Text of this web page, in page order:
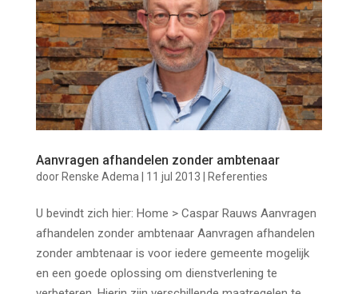
Aanvragen afhandelen zonder ambtenaar
door Renske Adema 11 jul 2013 Referenties
U bevindt zich hier: Home > Caspar Rauws Aanvragen
afhandelen zonder ambtenaar Aanvragen afhandelen
zonder ambtenaar is voor iedere gemeente mogelijk
en een goede oplossing om dienstverlening te